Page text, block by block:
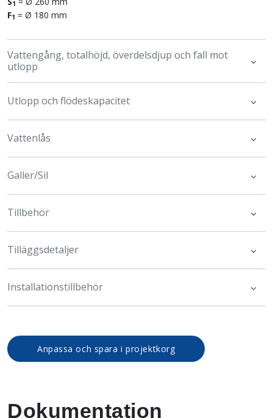
1
F1 = Ø 180 mm
Vattengång, totalhöjd, överdelsdjup och fall mot
utlopp
Utlopp och flödeskapacitet
Vattenlås
Galler/Sil
Tillbehör
Tilläggsdetaljer
Installationstillbehör
Anpassa och spara i projektkorg
Dokumentation